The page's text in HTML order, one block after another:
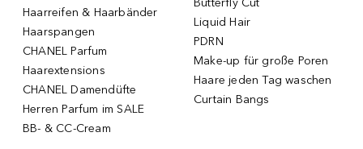
Haarreifen & Haarbänder
Haarspangen
CHANEL Parfum
Haarextensions
CHANEL Damendüfte
Herren Parfum im SALE
BB- & CC-Cream
Butterfly Cut
Liquid Hair
PDRN
Make-up für große Poren
Haare jeden Tag waschen
Curtain Bangs